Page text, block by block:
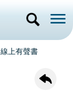
線上有聲書